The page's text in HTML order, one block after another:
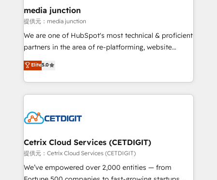
Mexico, USA, and Portugal—we've executed over a
hundred successful operations. Our approach,
rooted in RevOps principles, integrates analysis,
training, planning, and qualification. Leveraging
inbound marketing tactics, we focus on
understanding, nurturing, and converting leads.
competitive market.
media junction
提供元：media junction
We are one of HubSpot's most technical & proficient
partners in the area of re-platforming, website
design & development. We specialize in multi-hub
implementations for mid-market & enterprise
companies. We are woman-owned, powered by
coffee, and we ❤️ dogs. We produce award-winning
Impact Award 🏆2022 Technical Expertise Impact
Award 🏆2020 Elite Solutions Partner 🏆2019
Integrations HubSpot Impact Award 🏆2019
Marketing Enablement HubSpot Impact Award 🏆
2018 Website Design HubSpot Impact Award 🏆2017
Elite5.0
Cetrix Cloud Services (CETDIGIT)
提供元：Cetrix Cloud Services (CETDIGIT)
We’ve empowered over 2,000 entities — from